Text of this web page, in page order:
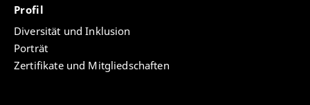
Profil
Diversität und Inklusion
Porträt
Zertifikate und Mitgliedschaften